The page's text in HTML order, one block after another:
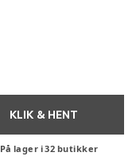
KLIK & HENT
På lager i 32 butikker